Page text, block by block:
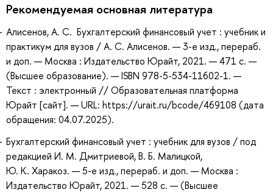
Рекомендуемая основная литература
Алисенов, А. С. Бухгалтерский финансовый учет : учебник и
практикум для вузов / А. С. Алисенов. — 3-е изд., перераб.
и доп. — Москва : Издательство Юрайт, 2021. — 471 с. —
(Высшее образование). — ISBN 978-5-534-11602-1. —
Текст : электронный // Образовательная платформа
Юрайт [сайт]. — URL: https://urait.ru/bcode/469108 (дата
обращения: 04.07.2025).
Бухгалтерский финансовый учет : учебник для вузов / под
редакцией И. М. Дмитриевой, В. Б. Малицкой,
Ю. К. Харакоз. — 5-е изд., перераб. и доп. — Москва :
Издательство Юрайт, 2021. — 528 с. — (Высшее